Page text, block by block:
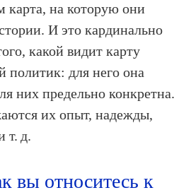
карта, на которую они
И это кардинально
какой видит карту
политик: для него она
них предельно конкретна.
их опыт, надежды,
т. д.
вы относитесь к